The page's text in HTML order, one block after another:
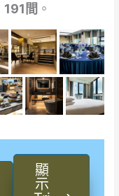
191間 。
顯
示